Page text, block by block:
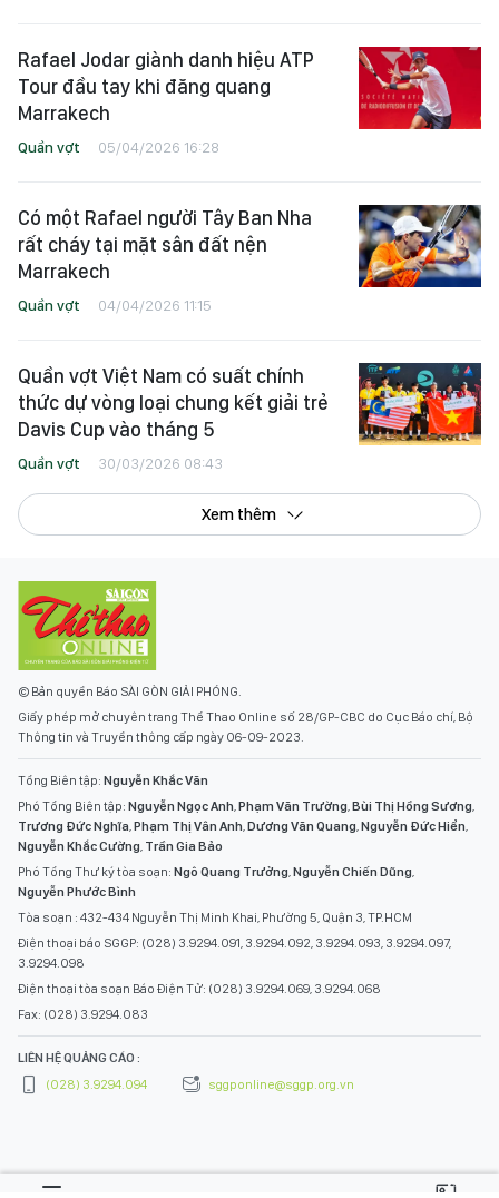
Rafael Jodar giành danh hiệu ATP
Tour đầu tay khi đăng quang
Marrakech
Quần vợt 05/04/2026 16:28
Có một Rafael người Tây Ban Nha
rất cháy tại mặt sân đất nện
Marrakech
Quần vợt 04/04/2026 11:15
Quần vợt Việt Nam có suất chính
thức dự vòng loại chung kết giải trẻ
Davis Cup vào tháng 5
Quần vợt 30/03/2026 08:43
Xem thêm
© Bản quyền Báo SÀI GÒN GIẢI PHÓNG.
Giấy phép mở chuyên trang Thể Thao Online số 28/GP-CBC do Cục Báo chí, Bộ
Thông tin và Truyền thông cấp ngày 06-09-2023.
Tổng Biên tập: Nguyễn Khắc Văn
Phó Tổng Biên tập: Nguyễn Ngọc Anh,Phạm Văn Trường,Bùi Thị Hồng Sương,
Trương Đức Nghĩa,Phạm Thị Vân Anh,Dương Văn Quang,Nguyễn Đức Hiển,
Nguyễn Khắc Cường, Trần Gia Bảo
Phó Tổng Thư ký tòa soạn: Ngô Quang Trưởng,Nguyễn Chiến Dũng,
Nguyễn Phước Bình
Tòa soạn : 432-434 Nguyễn Thị Minh Khai, Phường 5, Quận 3, TP.HCM
Điện thoại báo SGGP: (028) 3.9294.091, 3.9294.092, 3.9294.093, 3.9294.097,
3.9294.098
Điện thoại tòa soạn Báo Điện Tử: (028) 3.9294.069, 3.9294.068
Fax: (028) 3.9294.083
LIÊN HỆ QUẢNG CÁO :
(028) 3.9294.094
sggponline@sggp.org.vn